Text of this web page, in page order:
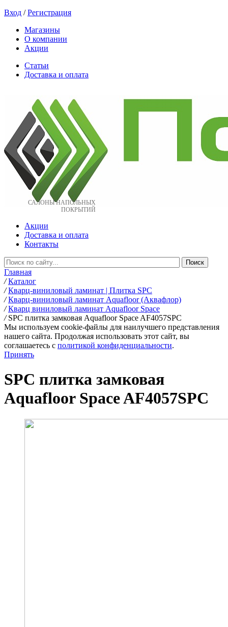
Вход /Регистрация
Магазины
О компании
Акции
Статьи
Доставка и оплата
САЛОНЫ НАПОЛЬНЫХ
ПОКРЫТИЙ
Акции
Доставка и оплата
Контакты
Главная
/ Каталог
/ Кварц-виниловый ламинат | Плитка SPC
/ Кварц-виниловый ламинат Aquafloor (Аквафлор)
/ Кварц виниловый ламинат Aquafloor Space
/ SPC плитка замковая Aquafloor Space AF4057SPC
Мы используем cookie-файлы для наилучшего представления
нашего сайта. Продолжая использовать этот сайт, вы
соглашаетесь c политикой конфиденциальности.
Принять
SPC плитка замковая
Aquafloor Space AF4057SPC